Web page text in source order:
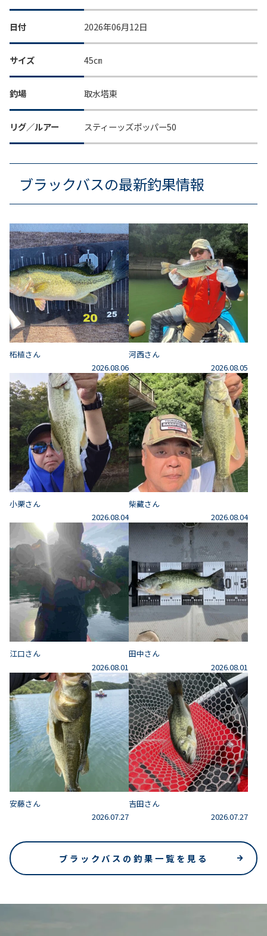
日付 2026年06月12日
サイズ 45㎝
釣場 取水塔東
リグ／ルアー スティーッズポッパー50
ブラックバスの最新釣果情報
柘植さん
2026.08.06
河西さん
2026.08.05
小栗さん
2026.08.04
柴藏さん
2026.08.04
江口さん
2026.08.01
田中さん
2026.08.01
安藤さん
2026.07.27
吉田さん
2026.07.27
ブラックバスの釣果一覧を見る